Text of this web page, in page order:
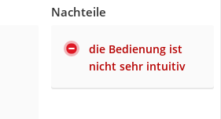
Nachteile
die Bedienung ist
nicht sehr intuitiv